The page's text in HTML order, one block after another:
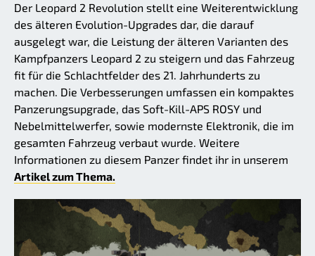
Der Leopard 2 Revolution stellt eine Weiterentwicklung
des älteren Evolution-Upgrades dar, die darauf
ausgelegt war, die Leistung der älteren Varianten des
Kampfpanzers Leopard 2 zu steigern und das Fahrzeug
fit für die Schlachtfelder des 21. Jahrhunderts zu
machen. Die Verbesserungen umfassen ein kompaktes
Panzerungsupgrade, das Soft-Kill-APS ROSY und
Nebelmittelwerfer, sowie modernste Elektronik, die im
gesamten Fahrzeug verbaut wurde. Weitere
Informationen zu diesem Panzer findet ihr in unserem
Artikel zum Thema.